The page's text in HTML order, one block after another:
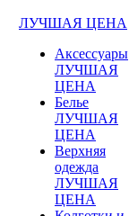
ЛУЧШАЯ ЦЕНА
Аксессуары
ЛУЧШАЯ
ЦЕНА
Белье
ЛУЧШАЯ
ЦЕНА
Верхняя
одежда
ЛУЧШАЯ
ЦЕНА